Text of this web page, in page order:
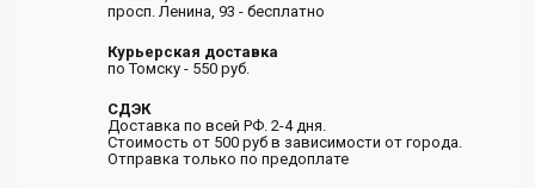
просп. Ленина, 93 - бесплатно
Курьерская доставка
по Томску - 550 руб.
СДЭК
Доставка по всей РФ. 2-4 дня.
Стоимость от 500 руб в зависимости от города.
Отправка только по предоплате